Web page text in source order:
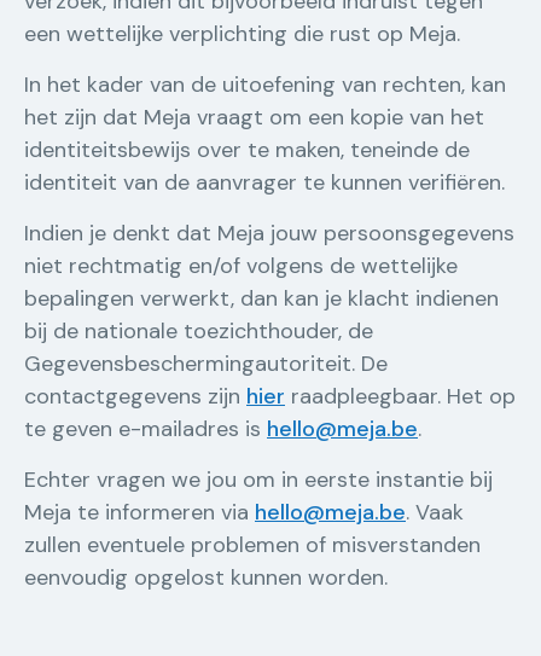
een wettelijke verplichting die rust op Meja.
In het kader van de uitoefening van rechten, kan
het zijn dat Meja vraagt om een kopie van het
identiteitsbewijs over te maken, teneinde de
identiteit van de aanvrager te kunnen verifiëren.
Indien je denkt dat Meja jouw persoonsgegevens
niet rechtmatig en/of volgens de wettelijke
bepalingen verwerkt, dan kan je klacht indienen
bij de nationale toezichthouder, de
Gegevensbeschermingautoriteit. De
contactgegevens zijn hier raadpleegbaar. Het op
te geven e-mailadres is hello@meja.be.
Echter vragen we jou om in eerste instantie bij
Meja te informeren via hello@meja.be. Vaak
zullen eventuele problemen of misverstanden
eenvoudig opgelost kunnen worden.